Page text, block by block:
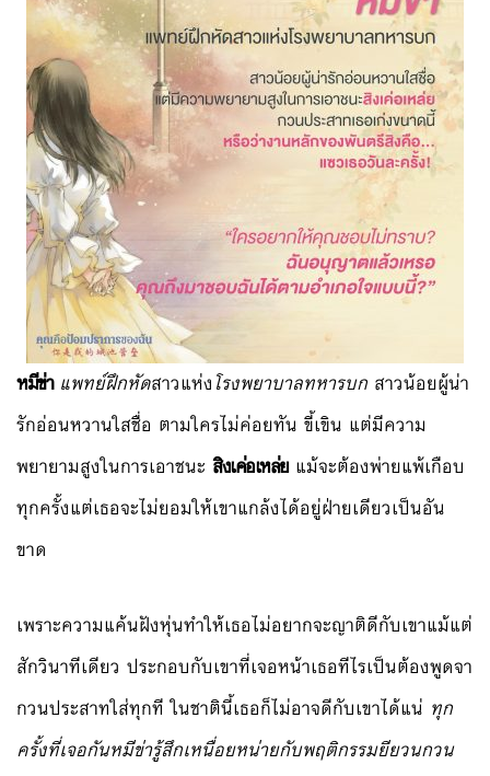
หมีข่า แพทย์ฝึกหัดสาวแห่งโรงพยาบาลทหารบก สาวน้อยผู้น่า
รักอ่อนหวานใสชื่อ ตามใครไม่ค่อยทัน ขี้เขิน แต่มีความ
พยายามสูงในการเอาชนะ สิงเค่อเหล่ยแม้จะต้องพ่ายแพ้เกือบ
ทุกครั้งแต่เธอจะไม่ยอมให้เขาแกล้งได้อยู่ฝ่ายเดียวเป็นอัน
ขาด
เพราะความแค้นฝังหุ่นทำให้เธอไม่อยากจะญาติดีกับเขาแม้แต่
สักวินาทีเดียว ประกอบกับเขาที่เจอหน้าเธอทีไรเป็นต้องพูดจา
กวนประสาทใส่ทุกที ในชาตินี้เธอก็ไม่อาจดีกับเขาได้แน่ ทุก
ครั้งที่เจอกันหมีข่ารู้สึกเหนื่อยหน่ายกับพฤติกรรมยียวนกวน